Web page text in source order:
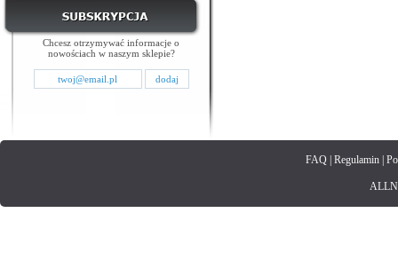
Chcesz otrzymywać informacje o
nowościach w naszym sklepie?
FAQ| Regulamin|